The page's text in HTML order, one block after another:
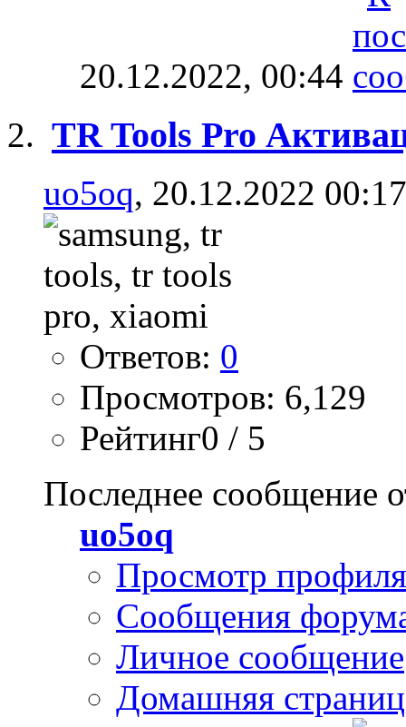
20.12.2022, 00:44
TR Tools Pro
uo5oq, 20.12.2022 00:17
Ответов: 0
Просмотров: 6,129
Рейтинг0 / 5
Последнее сообщение
uo5oq
Просмотр профиля
Сообщения
Личное сообщение
Домашняя